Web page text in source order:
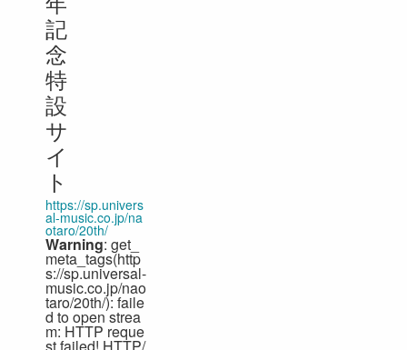
記
念
特
設
サ
イ
ト
https://sp.univers
al-music.co.jp/na
otaro/20th/
Warning: get_
meta_tags(http
s://sp.universal-
music.co.jp/nao
taro/20th/): faile
d to open strea
m: HTTP reque